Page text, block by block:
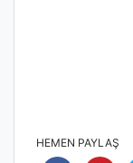
HEMEN PAYLAŞ